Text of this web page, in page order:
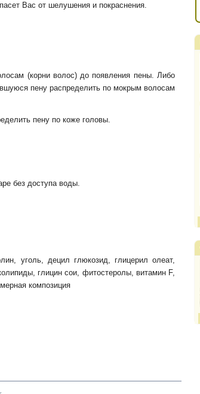
Вас от шелушения и покраснения.
(корни волос) до появления пены. Либо
пену распределить по мокрым волосам
пену по коже головы.
без доступа воды.
уголь, децил глюкозид, глицерил олеат,
глицин сои, фитостеролы, витамин F,
композиция